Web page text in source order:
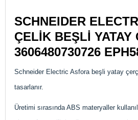
SCHNEIDER
ÇELİK BEŞLİ YATAY
3606480730726
Schneider Electric Asfora beşli yatay
tasarlanır.
Üretimi sırasında ABS materyaller